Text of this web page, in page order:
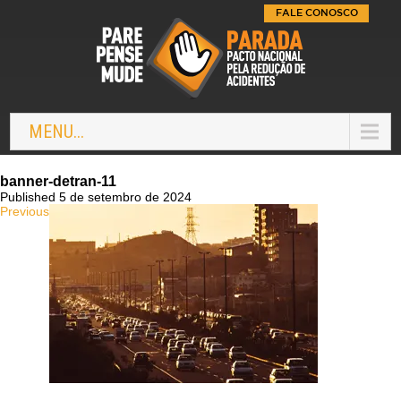
MENU...
FALE CONOSCO
banner-detran-11
Published 5 de setembro de 2024
Previous